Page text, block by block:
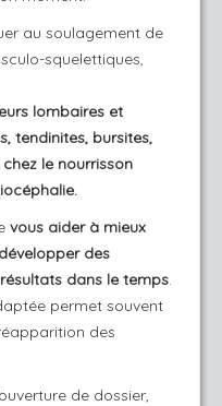
au soulagement de
squelettiques,
lombaires et
tendinites, bursites,
le nourrisson
vous aider à mieux
des
dans le temps.
permet souvent
des
de dossier,